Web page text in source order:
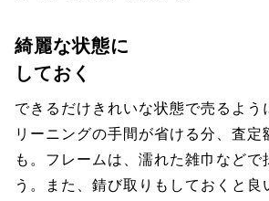
綺麗な状態に
しておく
できるだけきれいな状態で売るよう
リーニングの手間が省ける分、査定
も。フレームは、濡れた雑巾などで
う。また、錆び取りもしておくと良